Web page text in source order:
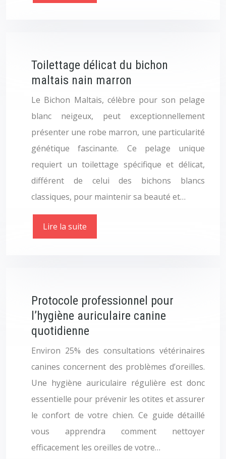
Toilettage délicat du bichon
maltais nain marron
Le Bichon Maltais, célèbre pour son pelage
blanc neigeux, peut exceptionnellement
présenter une robe marron, une particularité
génétique fascinante. Ce pelage unique
requiert un toilettage spécifique et délicat,
différent de celui des bichons blancs
classiques, pour maintenir sa beauté et…
Lire la suite
Protocole professionnel pour
l’hygiène auriculaire canine
quotidienne
Environ 25% des consultations vétérinaires
canines concernent des problèmes d’oreilles.
Une hygiène auriculaire régulière est donc
essentielle pour prévenir les otites et assurer
le confort de votre chien. Ce guide détaillé
vous apprendra comment nettoyer
efficacement les oreilles de votre…